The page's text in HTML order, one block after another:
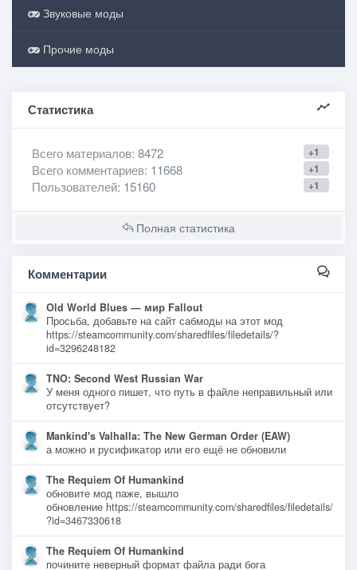
Звуковые моды
Прочие моды
Статистика
+1
Всего материалов: 8472
+1
Всего комментариев: 11668
+1
Пользователей: 15160
Полная статистика
Комментарии
Old World Blues — мир Fallout
Просьба, добавьте на сайт сабмоды на этот мод
https://steamcommunity.com/sharedfiles/filedetails/?
id=3296248182
TNO: Second West Russian War
У меня одного пишет, что путь в файле неправильный или
отсутствует?
Mankind's Valhalla: The New German Order (EAW)
а можно и русификатор или его ещё не обновили
The Requiem Of Humankind
обновите мод паже, вышло
обновление https://steamcommunity.com/sharedfiles/filedetails/
?id=3467330618
The Requiem Of Humankind
почините неверный формат файла ради бога